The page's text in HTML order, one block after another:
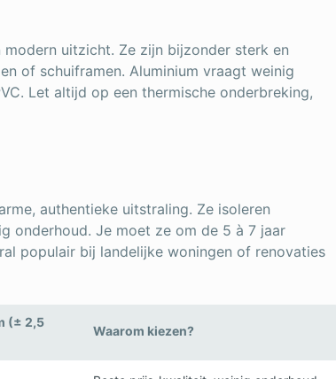
modern uitzicht. Ze zijn bijzonder sterk en
of schuiframen. Aluminium vraagt weinig
Let altijd op een thermische onderbreking,
authentieke uitstraling. Ze isoleren
onderhoud. Je moet ze om de 5 à 7 jaar
populair bij landelijke woningen of renovaties
(± 2,5
Waarom kiezen?